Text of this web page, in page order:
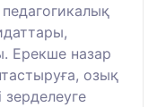
Ерекше назар
озық
зерделеуге